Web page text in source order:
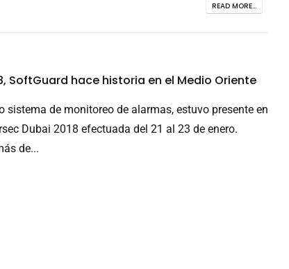
READ MORE...
SoftGuard hace historia en el Medio Oriente
de monitoreo de alarmas, estuvo presente en
Dubai 2018 efectuada del 21 al 23 de enero.
de...